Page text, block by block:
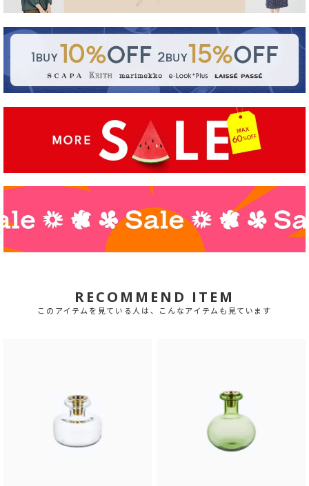
RECOMMEND ITEM
このアイテムを見ている人は、こんなアイテムも見ています